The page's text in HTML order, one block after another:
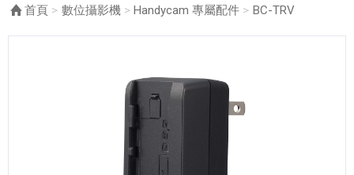
首頁 數位攝影機 Handycam 專屬配件 目前頁面：
BC-TRV